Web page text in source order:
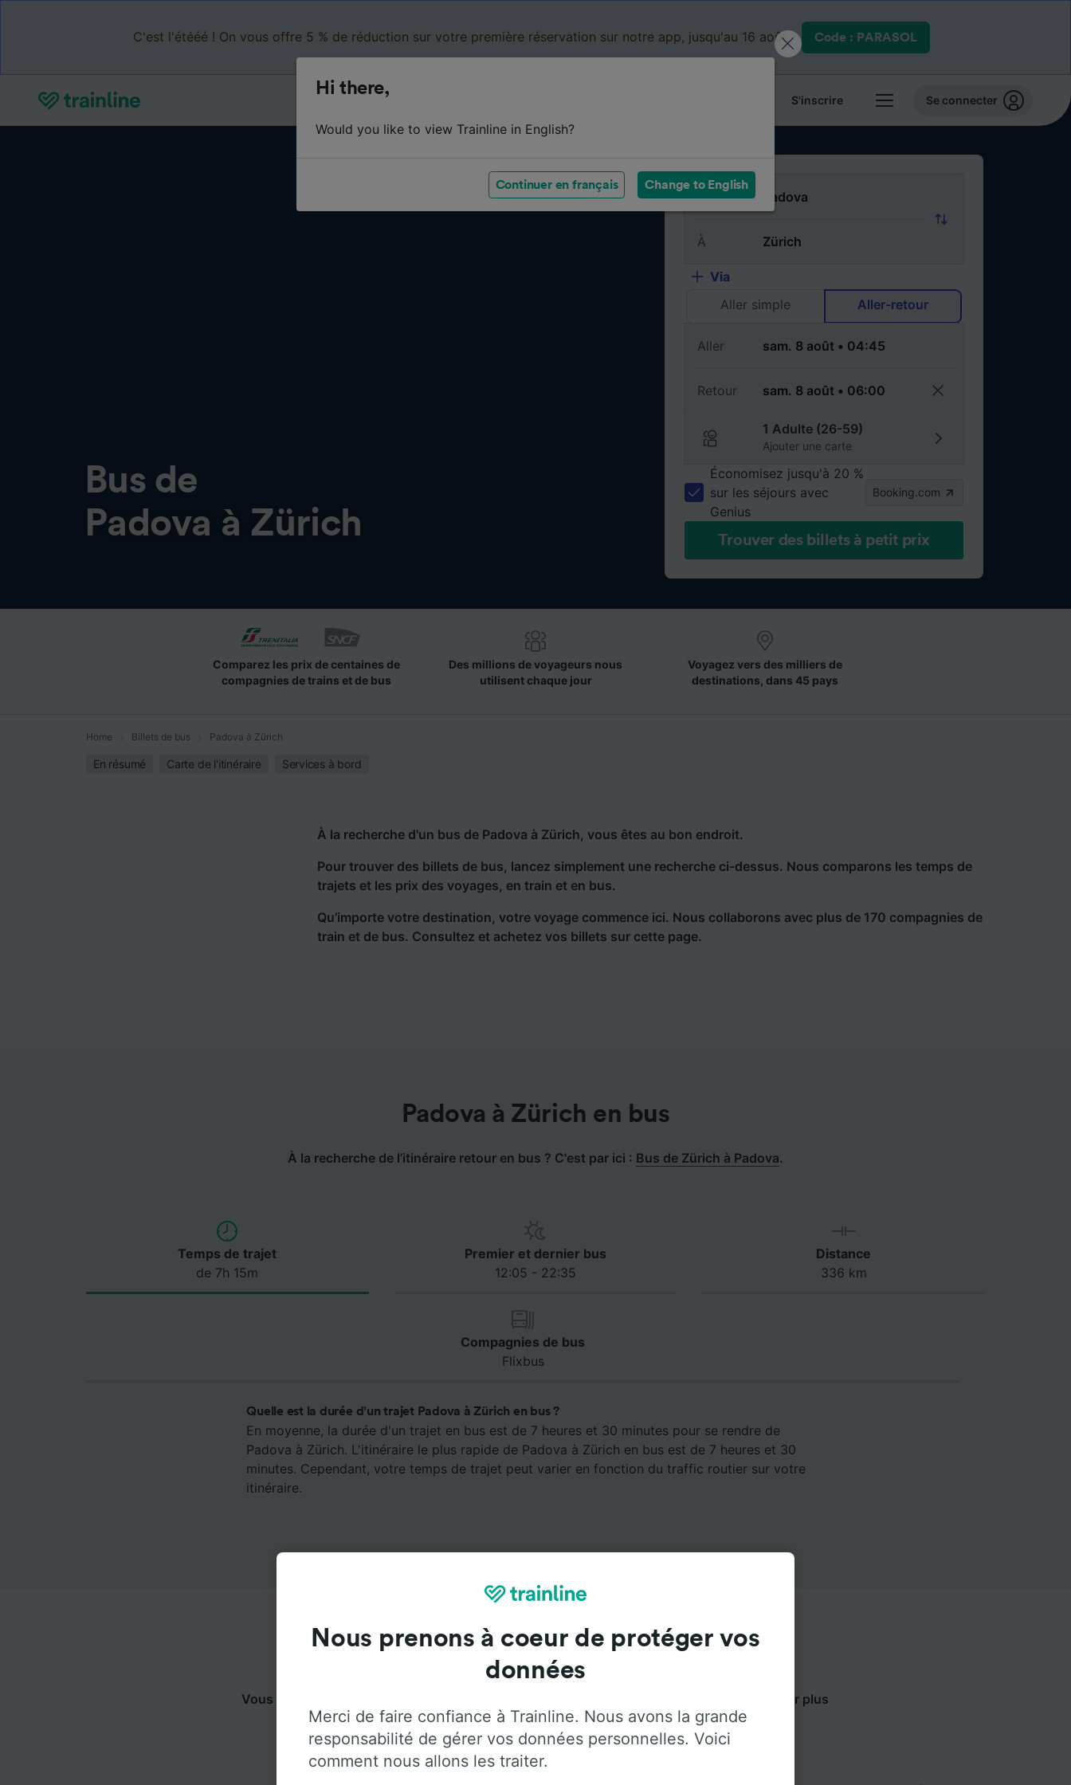
C'est l'étééé ! On vous offre 5 % de réduction sur votre première réservation sur notre app, jusqu'au 16 août. Code : PARASOL
S'inscrire Se connecter
Bus de
Padova à Zürich
De
À
Via
Aller simple
Aller-retour
Aller
Retour
1 Adulte (26-59)
Ajouter une carte
Économisez jusqu'à 20 %
sur les séjours avec
Genius
Booking.com
Trouver des billets à petit prix
Comparez les prix de centaines de
compagnies de trains et de bus
Des millions de voyageurs nous
utilisent chaque jour
Voyagez vers des milliers de
destinations, dans 45 pays
Home Billets de bus Padova à Zürich
En résumé Carte de l'itinéraire Services à bord
À la recherche d'un bus de Padova à Zürich, vous êtes au bon endroit.
Pour trouver des billets de bus, lancez simplement une recherche ci-dessus. Nous comparons les temps de
trajets et les prix des voyages, en train et en bus.
Qu’importe votre destination, votre voyage commence ici. Nous collaborons avec plus de 170 compagnies de
train et de bus. Consultez et achetez vos billets sur cette page.
Padova à Zürich en bus
À la recherche de l’itinéraire retour en bus ? C'est par ici : Bus de Zürich à Padova.
Temps de trajet
de 7h 15m
Premier et dernier bus
12:05 - 22:35
Distance
336 km
Compagnies de bus
Flixbus
Quelle est la durée d’un trajet Padova à Zürich en bus ?
En moyenne, la durée d'un trajet en bus est de 7 heures et 30 minutes pour se rendre de
Padova à Zürich. L'itinéraire le plus rapide de Padova à Zürich en bus est de 7 heures et 30
minutes. Cependant, votre temps de trajet peut varier en fonction du traffic routier sur votre
itinéraire.
Services à bord
Vous pouvez voyager de Padova à Zürich avec
. Utilisez les onglets ci-dessous pour plus
d'informations sur les services à bord de chaque opérateur.
Hi there,
Would you like to view Trainline in English?
Continuer en français Change to English
Nous prenons à coeur de protéger vos
données
Merci de faire confiance à Trainline. Nous avons la grande
responsabilité de gérer vos données personnelles. Voici
comment nous allons les traiter.